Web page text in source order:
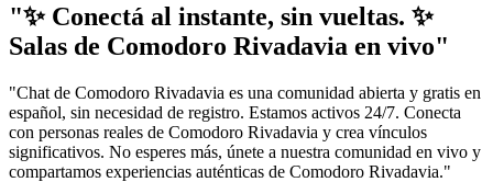
"✨ Conectá al instante, sin vueltas. ✨
Salas de Comodoro Rivadavia en vivo"
"Chat de Comodoro Rivadavia es una comunidad abierta y gratis en
español, sin necesidad de registro. Estamos activos 24/7. Conecta
con personas reales de Comodoro Rivadavia y crea vínculos
significativos. No esperes más, únete a nuestra comunidad en vivo y
compartamos experiencias auténticas de Comodoro Rivadavia."